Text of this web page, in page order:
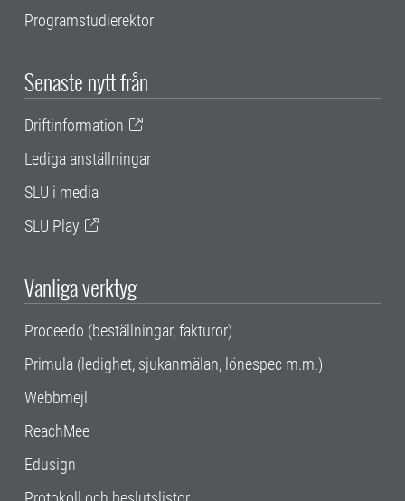
Programstudierektor
Senaste nytt från
Driftinformation
Lediga anställningar
SLU i media
SLU Play
Vanliga verktyg
Proceedo (beställningar, fakturor)
Primula (ledighet, sjukanmälan, lönespec m.m.)
Webbmejl
ReachMee
Edusign